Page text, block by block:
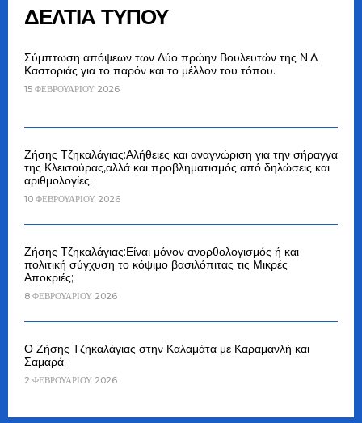
ΔΕΛΤΙΑ ΤΥΠΟΥ
Σύμπτωση απόψεων των Δύο πρώην Βουλευτών της Ν.Δ
Καστοριάς για το παρόν και το μέλλον του τόπου.
15 ΦΕΒΡΟΥΑΡΊΟΥ 2026
Ζήσης Τζηκαλάγιας:Αλήθειες και αναγνώριση για την σήραγγα
της Κλεισούρας,αλλά και προβληματισμός από δηλώσεις και
αριθμολογίες.
10 ΦΕΒΡΟΥΑΡΊΟΥ 2026
Ζήσης Τζηκαλάγιας:Είναι μόνον ανορθολογισμός ή και
πολιτική σύγχυση το κόψιμο βασιλόπιτας τις Μικρές
Αποκριές;
8 ΦΕΒΡΟΥΑΡΊΟΥ 2026
Ο Ζήσης Τζηκαλάγιας στην Καλαμάτα με Καραμανλή και
Σαμαρά.
2 ΦΕΒΡΟΥΑΡΊΟΥ 2026